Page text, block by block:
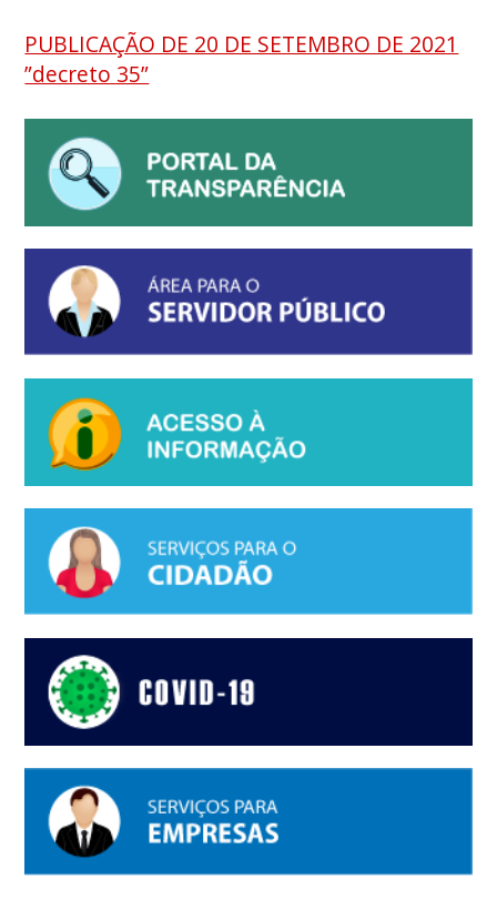
PUBLICAÇÃO DE 20 DE SETEMBRO DE 2021
”decreto 35”